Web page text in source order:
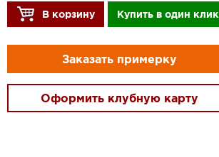
В корзину Купить в один клик
Заказать примерку
Оформить клубную карту